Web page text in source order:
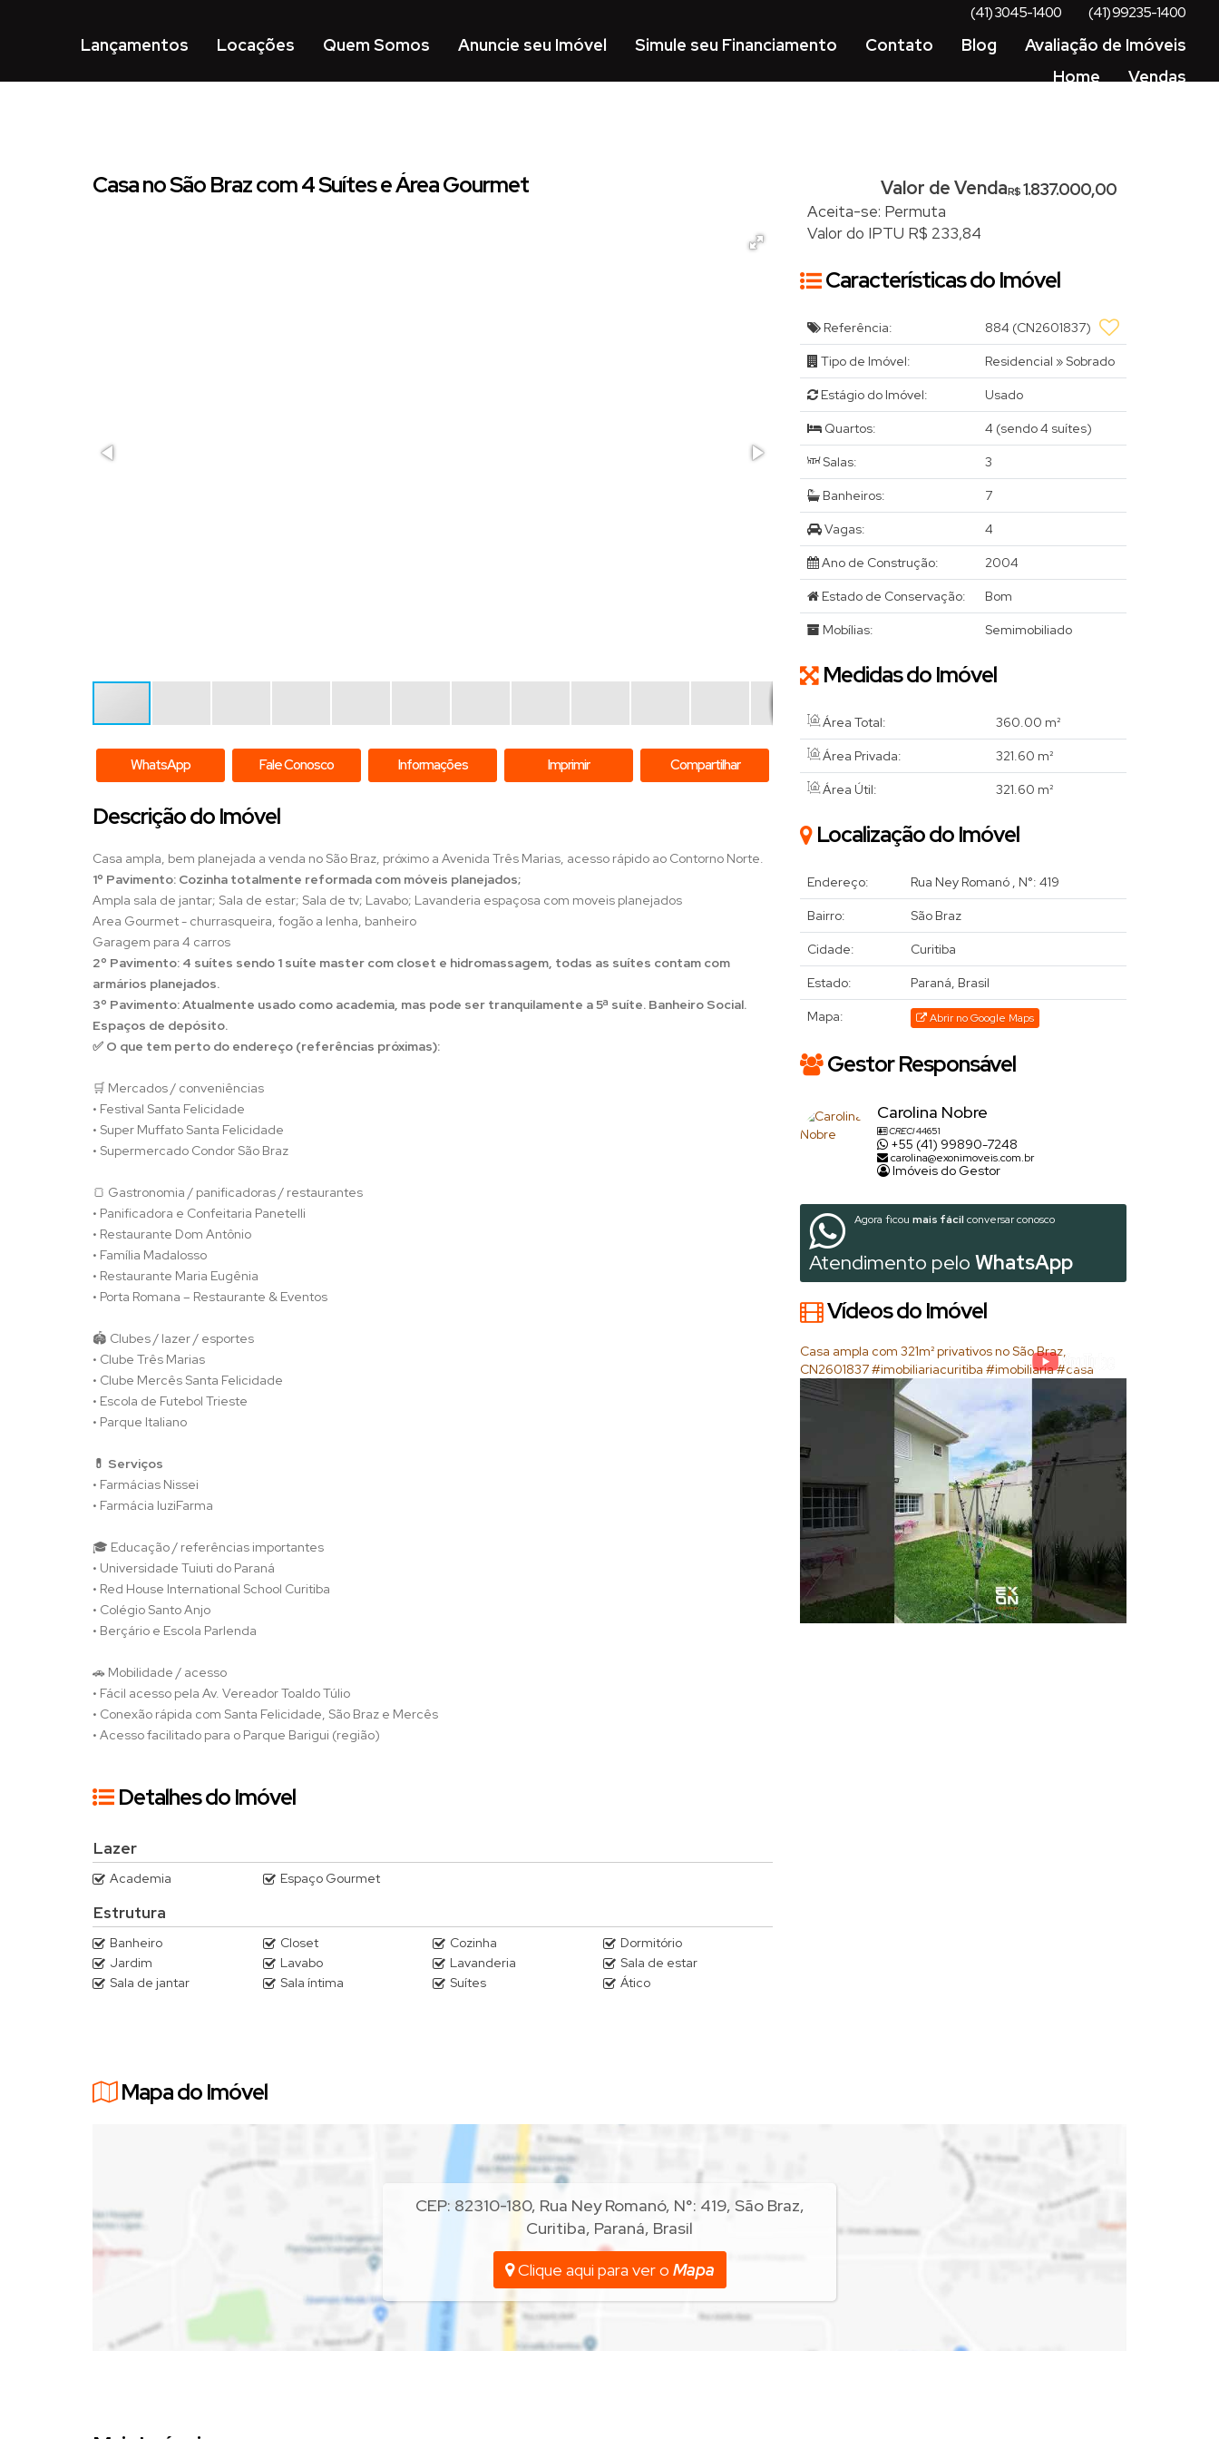
(41) 3045-1400 (41) 99235-1400
Avaliação de Imóveis
Blog
Contato
Simule seu Financiamento
Anuncie seu Imóvel
Quem Somos
Locações
Lançamentos
Vendas
Home
Casa no São Braz com 4 Suítes e Área Gourmet
WhatsApp Fale Conosco Informações Imprimir Compartilhar
Descrição do Imóvel
Casa ampla, bem planejada a venda no São Braz, próximo a Avenida Três Marias, acesso rápido ao Contorno Norte.
1º Pavimento: Cozinha totalmente reformada com móveis planejados;
Ampla sala de jantar; Sala de estar; Sala de tv; Lavabo; Lavanderia espaçosa com moveis planejados
Area Gourmet - churrasqueira, fogão a lenha, banheiro
Garagem para 4 carros
2º Pavimento: 4 suítes sendo 1 suíte master com closet e hidromassagem, todas as suítes contam com
armários planejados.
3º Pavimento: Atualmente usado como academia, mas pode ser tranquilamente a 5ª suíte. Banheiro Social.
Espaços de depósito.
✅ O que tem perto do endereço (referências próximas):
🛒 Mercados / conveniências
• Festival Santa Felicidade
• Super Muffato Santa Felicidade
• Supermercado Condor São Braz
🍞 Gastronomia / panificadoras / restaurantes
• Panificadora e Confeitaria Panetelli
• Restaurante Dom Antônio
• Família Madalosso
• Restaurante Maria Eugênia
• Porta Romana – Restaurante & Eventos
🏟️ Clubes / lazer / esportes
• Clube Três Marias
• Clube Mercês Santa Felicidade
• Escola de Futebol Trieste
• Parque Italiano
💊 Serviços
• Farmácias Nissei
• Farmácia IuziFarma
🎓 Educação / referências importantes
• Universidade Tuiuti do Paraná
• Red House International School Curitiba
• Colégio Santo Anjo
• Berçário e Escola Parlenda
🚗 Mobilidade / acesso
• Fácil acesso pela Av. Vereador Toaldo Túlio
• Conexão rápida com Santa Felicidade, São Braz e Mercês
• Acesso facilitado para o Parque Barigui (região)
Detalhes do Imóvel
Lazer
Academia Espaço Gourmet
Estrutura
Banheiro Closet Cozinha
Dormitório
Jardim
Lavabo Lavanderia
Sala de estar
Sala de jantar
Sala íntima Suítes Ático
R$1.837.000,00
Valor de Venda
Aceita-se: Permuta
Valor do IPTU R$ 233,84
Características do Imóvel
Referência: 884 (CN2601837)
Tipo de Imóvel: Residencial »Sobrado
Estágio do Imóvel: Usado
Quartos: 4 (sendo 4 suítes)
Salas: 3
Banheiros: 7
Vagas: 4
Ano de Construção: 2004
Estado de Conservação: Bom
Mobílias: Semimobiliado
Medidas do Imóvel
Área Total: 360.00 m²
Área Privada: 321.60 m²
Área Útil: 321.60 m²
Localização do Imóvel
Endereço: Rua Ney Romanó , N°: 419
Bairro: São Braz
Cidade: Curitiba
Estado: Paraná, Brasil
Mapa: Abrir no Google Maps
Gestor Responsável
Carolina Nobre
CRECI44651
+55 (41) 99890-7248
carolina@exonimoveis.com.br
Imóveis do Gestor
Agora ficou mais fácil conversar conosco
Atendimento pelo WhatsApp
Vídeos do Imóvel
Casa ampla com 321m² privativos no São Braz,
CN2601837 #imobiliariacuritiba #imobiliaria #casa
Mapa do Imóvel
CEP: 82310-180, Rua Ney Romanó, N°: 419, São Braz,
Curitiba, Paraná, Brasil
Clique aqui para ver o Mapa